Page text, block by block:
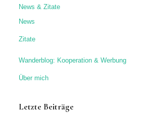
News & Zitate
News
Zitate
Wanderblog: Kooperation & Werbung
Über mich
Letzte Beiträge